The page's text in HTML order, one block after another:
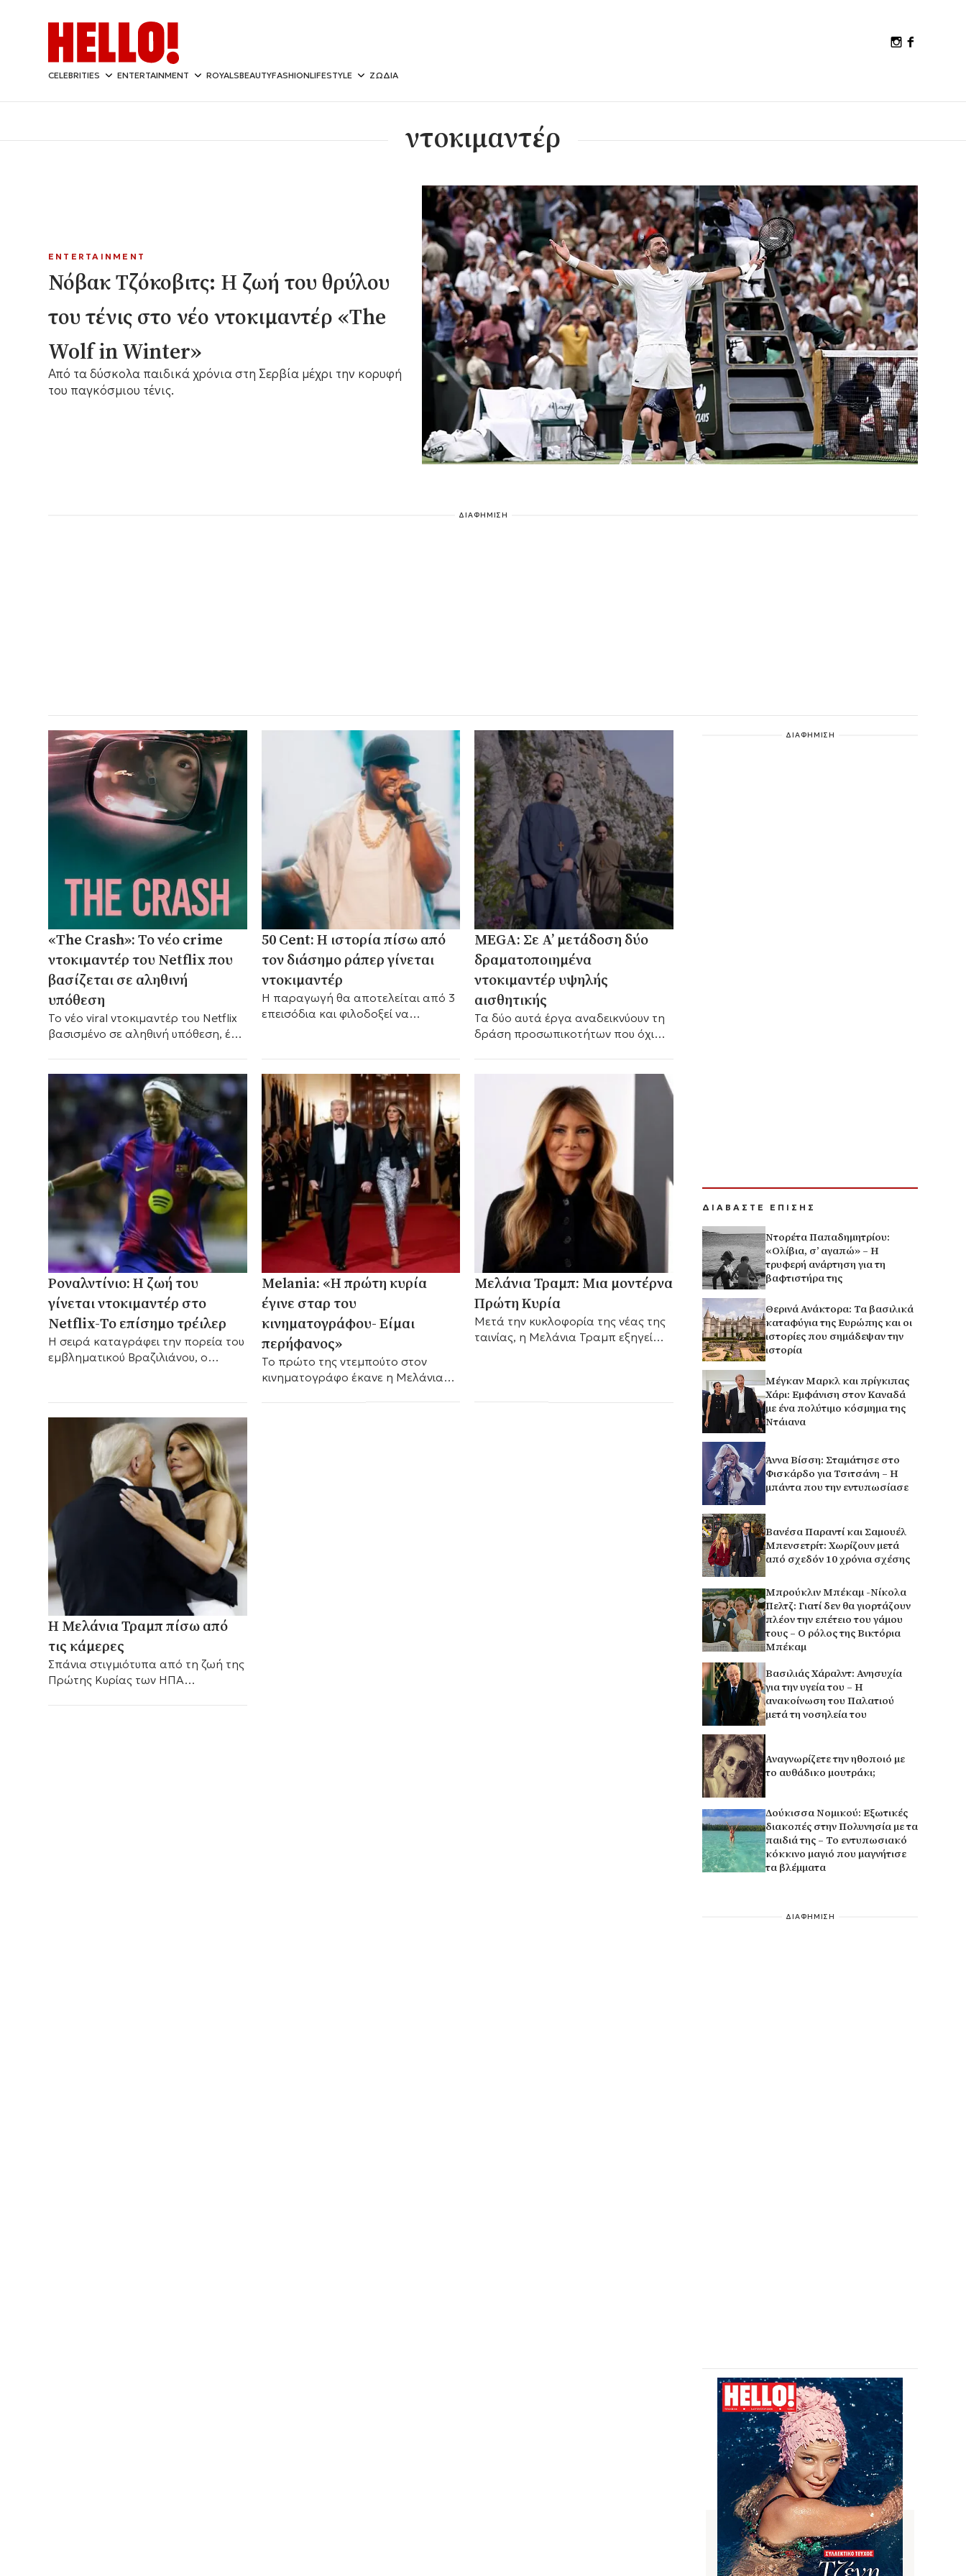
CELEBRITIES ENTERTAINMENT ROYALSBEAUTYFASHIONLIFESTYLE ΖΩΔΙΑ
ντοκιμαντέρ
ENTERTAINMENT
Νόβακ Τζόκοβιτς: Η ζωή του θρύλου
του τένις στο νέο ντοκιμαντέρ «The
Wolf in Winter»
Από τα δύσκολα παιδικά χρόνια στη Σερβία μέχρι την κορυφή
του παγκόσμιου τένις.
ΔΙΑΦΗΜΙΣΗ
«The Crash»: Το νέο crime
ντοκιμαντέρ του Netflix που
βασίζεται σε αληθινή
υπόθεση
Το νέο viral ντοκιμαντέρ του Netflix
βασισμένο σε αληθινή υπόθεση, έχει
media.
50 Cent: Η ιστορία πίσω από
τον διάσημο ράπερ γίνεται
ντοκιμαντέρ
Η παραγωγή θα αποτελείται από 3
επεισόδια και φιλοδοξεί να
παραγωγού.
MEGA: Σε Α’ μετάδοση δύο
δραματοποιημένα
ντοκιμαντέρ υψηλής
αισθητικής
Τα δύο αυτά έργα αναδεικνύουν τη
δράση προσωπικοτήτων που όχι
Ροναλντίνιο: Η ζωή του
γίνεται ντοκιμαντέρ στο
Netflix-Το επίσημο τρέιλερ
Η σειρά καταγράφει την πορεία του
εμβληματικού Βραζιλιάνου, ο
ποδόσφαιρο.
Melania: «Η πρώτη κυρία
έγινε σταρ του
κινηματογράφου- Είμαι
περήφανος»
Το πρώτο της ντεμπούτο στον
κινηματογράφο έκανε η Μελάνια
Μελάνια Τραμπ: Μια μοντέρνα
Πρώτη Κυρία
Μετά την κυκλοφορία της νέας της
ταινίας, η Μελάνια Τραμπ εξηγεί
Η Μελάνια Τραμπ πίσω από
τις κάμερες
Σπάνια στιγμιότυπα από τη ζωή της
Πρώτης Κυρίας των ΗΠΑ
ΔΙΑΦΗΜΙΣΗ
ΔΙΑΒΑΣΤΕ ΕΠΙΣΗΣ
Ντορέτα Παπαδημητρίου:
«Ολίβια, σ’ αγαπώ» – Η
τρυφερή ανάρτηση για τη
βαφτιστήρα της
Θερινά Ανάκτορα: Τα βασιλικά
καταφύγια της Ευρώπης και οι
ιστορίες που σημάδεψαν την
ιστορία
Μέγκαν Μαρκλ και πρίγκιπας
Χάρι: Εμφάνιση στον Καναδά
με ένα πολύτιμο κόσμημα της
Ντάιανα
Άννα Βίσση: Σταμάτησε στο
Φισκάρδο για Τσιτσάνη – Η
μπάντα που την εντυπωσίασε
Βανέσα Παραντί και Σαμουέλ
Μπενσετρίτ: Χωρίζουν μετά
από σχεδόν 10 χρόνια σχέσης
Μπρούκλιν Μπέκαμ -Νίκολα
Πελτζ: Γιατί δεν θα γιορτάζουν
πλέον την επέτειο του γάμου
τους – Ο ρόλος της Βικτόρια
Μπέκαμ
Βασιλιάς Χάραλντ: Ανησυχία
για την υγεία του – Η
ανακοίνωση του Παλατιού
μετά τη νοσηλεία του
Αναγνωρίζετε την ηθοποιό με
το αυθάδικο μουτράκι;
Δούκισσα Νομικού: Εξωτικές
διακοπές στην Πολυνησία με τα
παιδιά της – Το εντυπωσιακό
κόκκινο μαγιό που μαγνήτισε
τα βλέμματα
ΔΙΑΦΗΜΙΣΗ